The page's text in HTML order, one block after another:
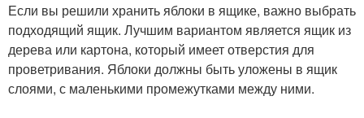
Если вы решили хранить яблоки в ящике, важно выбрать
подходящий ящик. Лучшим вариантом является ящик из
дерева или картона, который имеет отверстия для
проветривания. Яблоки должны быть уложены в ящик
слоями, с маленькими промежутками между ними.